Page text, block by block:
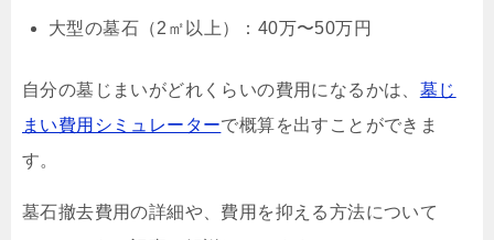
大型の墓石（2㎡以上）：40万〜50万円
自分の墓じまいがどれくらいの費用になるかは、 墓じ
まい費用シミュレーターで概算を出すことができま
す。
墓石撤去費用の詳細や、費用を抑える方法について